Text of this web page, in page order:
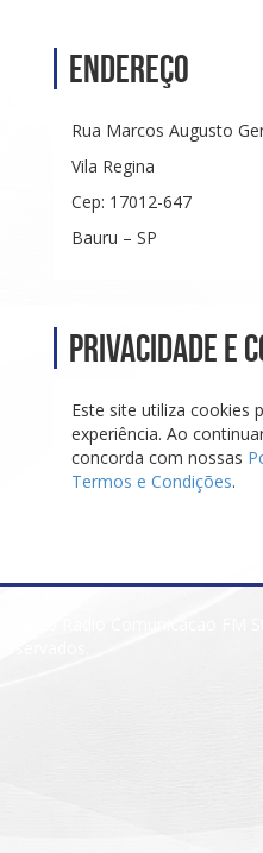
Endereço
Rua Marcos Augusto
Vila Regina
Cep: 17012-647
Bauru – SP
Privacidade e
Este site utiliza cookies
experiência. Ao
concorda com nossas
Termos e Condições.